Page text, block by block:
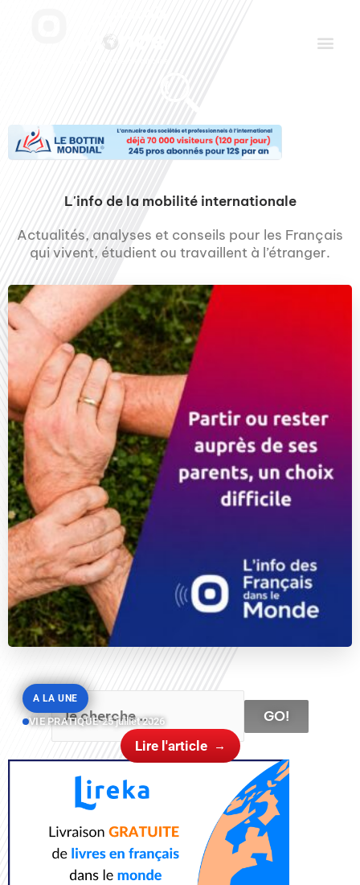
L'info de la mobilité internationale
Actualités, analyses et conseils pour les Français
qui vivent, étudient ou travaillent à l’étranger.
A LA UNE
VIE PRATIQUE•25 juillet 2026
Lire l'article
GO!